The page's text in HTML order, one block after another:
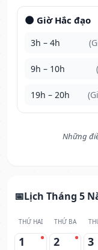
🌑 Giờ Hắc đạo
3h – 4h
9h – 10h
19h – 20h
Những
Lịch Tháng 5
THỨ HAI THỨ BA
1 2 3